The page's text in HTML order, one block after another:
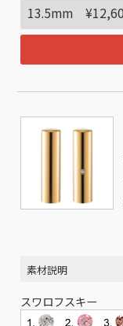
素材説明
スワロフスキー